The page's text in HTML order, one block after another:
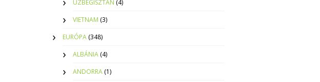
ÜZBEGISZTÁN (4)
VIETNAM (3)
EURÓPA (348)
ALBÁNIA (4)
ANDORRA (1)